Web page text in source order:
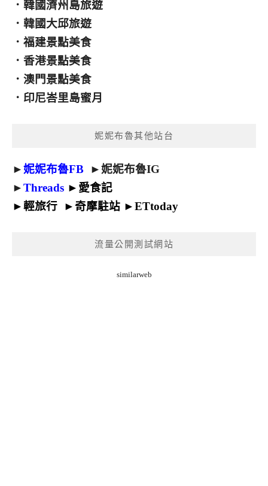
． 韓國濟州島旅遊
． 韓國大邱旅遊
． 福建景點美食
． 香港景點美食
． 澳門景點美食
． 印尼峇里島蜜月
妮妮布魯其他站台
►妮妮布魯FB ►妮妮布魯IG
►Threads ► 愛食記
►輕旅行 ► 奇摩駐站 ►ETtoday
流量公開測試網站
similarweb